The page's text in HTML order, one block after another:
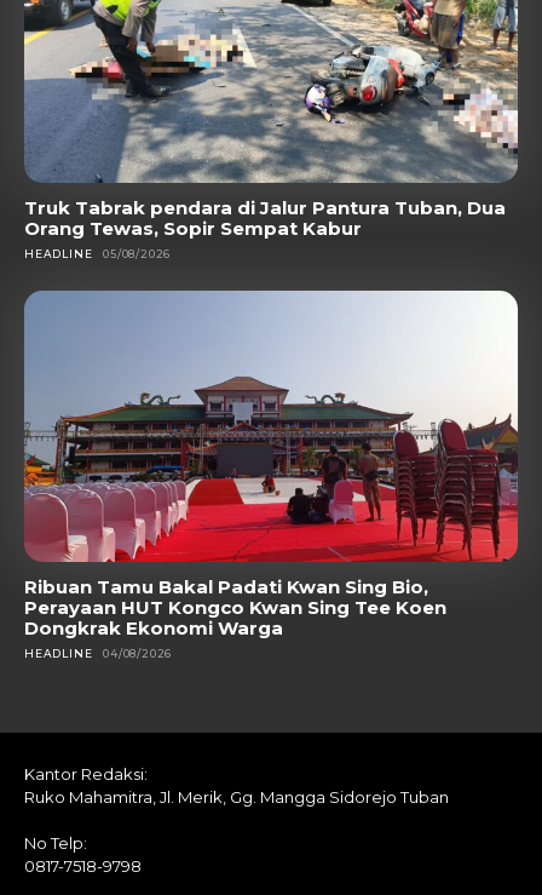
Truk Tabrak pendara di Jalur Pantura Tuban, Dua
Orang Tewas, Sopir Sempat Kabur
HEADLINE 05/08/2026
Ribuan Tamu Bakal Padati Kwan Sing Bio,
Perayaan HUT Kongco Kwan Sing Tee Koen
Dongkrak Ekonomi Warga
HEADLINE 04/08/2026
Kantor Redaksi:
Ruko Mahamitra, Jl. Merik, Gg. Mangga Sidorejo Tuban
No Telp:
0817-7518-9798